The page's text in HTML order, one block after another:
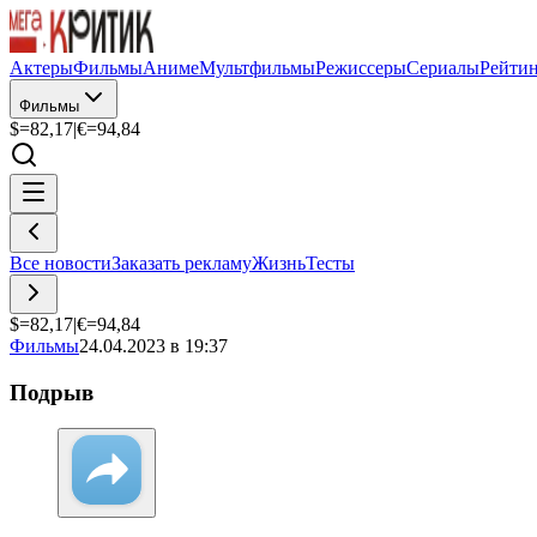
АктерыФильмыАнимеМультфильмыРежиссерыСериалы
Фильмы
$=82,17|€=94,84
Все новостиЗаказать рекламуЖизньТесты
$=82,17|€=94,84
Фильмы24.04.2023 в 19:37
Подрыв